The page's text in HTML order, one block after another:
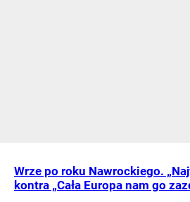
Wrze po roku Nawrockiego.
kontra „Cała Europa nam go